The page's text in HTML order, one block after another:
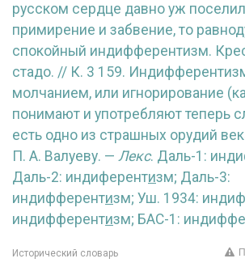
русском сердце давно уж
примирение и забвение, то
спокойный индифферентизм.
стадо. // К. 3 159.
молчанием, или игнорирование
понимают и употребляют теперь
есть одно из страшных орудий
П. А. Валуеву. — Лекс. Даль-1:
Даль-2: индиферентизм; Даль-3:
индифферентизм; Уш. 1934:
индифферентизм; БАС-1:
Исторический словарь